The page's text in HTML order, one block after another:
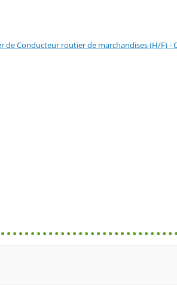
de Conducteur routier de marchandises (H/F) -